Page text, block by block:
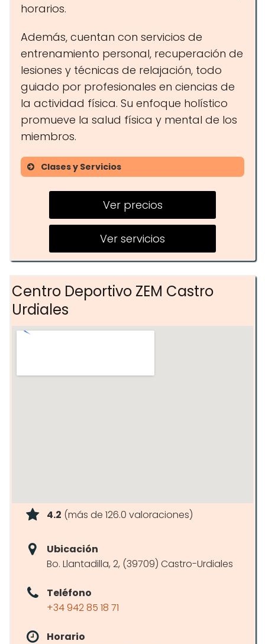
horarios.
Además, cuentan con servicios de
entrenamiento personal, recuperación de
lesiones y técnicas de relajación, todo
guiado por profesionales en ciencias de
la actividad física. Su enfoque holístico
promueve la salud física y mental de los
miembros.
Clases y Servicios
Entrenamiento personal
Hatha Yoga
Yin Yoga
HIIT
Recuperación de lesiones
Coaching personal
Entrenamiento de fuerza para
mujeres
Ver precios
Ver servicios
Centro Deportivo ZEM Castro
Urdiales
4.2 (más de 126.0 valoraciones)
Ubicación
Bo. Llantadilla, 2, (39709) Castro-Urdiales
Teléfono
+34 942 85 18 71
Horario